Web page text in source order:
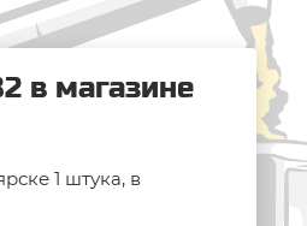
в магазине
1 штука, в